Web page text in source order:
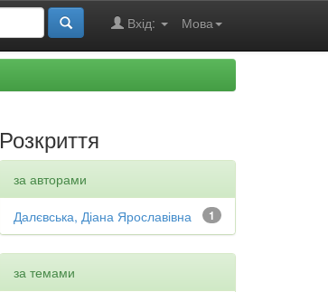
Мова
Вхід:
Розкриття
за авторами
1
Далєвська, Діана Ярославівна
за темами